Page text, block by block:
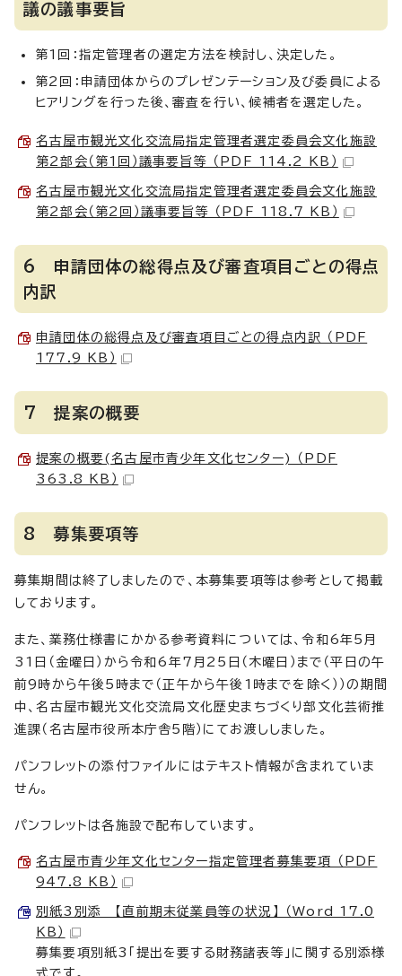
議の議事要旨
第1回：指定管理者の選定方法を検討し、決定した。
第2回：申請団体からのプレゼンテーション及び委員による
ヒアリングを行った後、審査を行い、候補者を選定した。
名古屋市観光文化交流局指定管理者選定委員会文化施設
第2部会（第1回）議事要旨等 （PDF 114.2 KB）
名古屋市観光文化交流局指定管理者選定委員会文化施設
第2部会（第2回）議事要旨等 （PDF 118.7 KB）
6 申請団体の総得点及び審査項目ごとの得点
内訳
申請団体の総得点及び審査項目ごとの得点内訳 （PDF
177.9 KB）
7 提案の概要
提案の概要(名古屋市青少年文化センター) （PDF
363.8 KB）
8 募集要項等
募集期間は終了しましたので、本募集要項等は参考として掲載
しております。
また、業務仕様書にかかる参考資料については、令和6年5月
31日（金曜日）から令和6年7月25日（木曜日）まで（平日の午
前9時から午後5時まで（正午から午後1時までを除く））の期間
中、名古屋市観光文化交流局文化歴史まちづくり部文化芸術推
進課（名古屋市役所本庁舎5階）にてお渡ししました。
パンフレットの添付ファイルにはテキスト情報が含まれていま
せん。
パンフレットは各施設で配布しています。
名古屋市青少年文化センター指定管理者募集要項 （PDF
947.8 KB）
別紙3別添 【直前期末従業員等の状況】 （Word 17.0
KB）
募集要項別紙3「提出を要する財務諸表等」に関する別添様
式です。